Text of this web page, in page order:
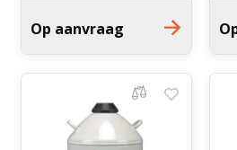
94,7 x 86,4 x 199,4 cm
Aantal lades: 6 stuks
Op aanvraag